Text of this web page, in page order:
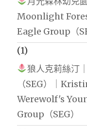
Moonlight
Eagle Group（
(1)
狼人克莉絲汀
（SEG）｜
Werewolf's
Group（SEG）